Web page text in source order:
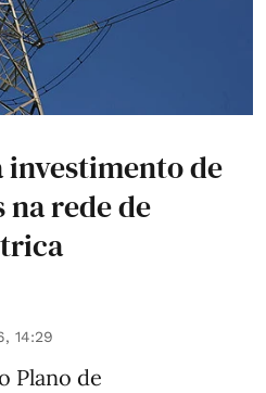
investimento de
na rede de
14:29
Plano de